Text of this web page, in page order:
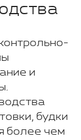
и
будки
более чем